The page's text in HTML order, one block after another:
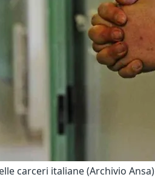
carceri italiane (Archivio Ansa)